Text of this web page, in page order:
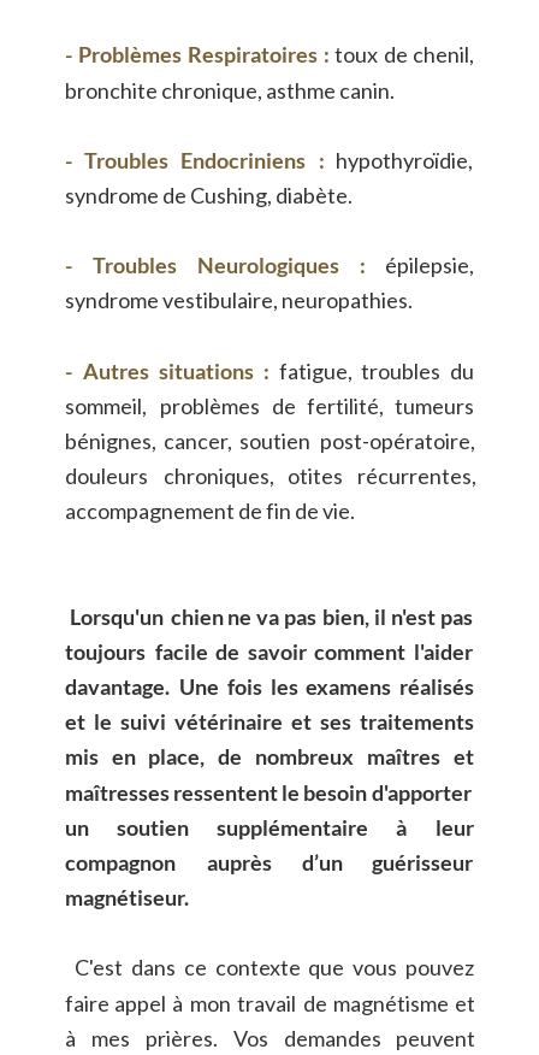
- Problèmes Respiratoires : toux de chenil,
bronchite chronique, asthme canin.
- Troubles Endocriniens : hypothyroïdie,
syndrome de Cushing, diabète.
- Troubles Neurologiques :
épilepsie,
syndrome vestibulaire, neuropathies.
- Autres situations : fatigue, troubles du
sommeil, problèmes de fertilité, tumeurs
bénignes, cancer, soutien post-opératoire,
douleurs
chroniques, otites
récurrentes,
accompagnement de fin de vie.
Lorsqu'un chienne va pas bien, il n'est pas
toujours facile de savoir comment l'aider
davantage. Une fois les examens réalisés
et le suivi vétérinaire et ses traitements
mis en place, de nombreux maîtres et
maîtressesressententle besoind'apporter
un
soutien supplémentaire à
leur
compagnon
auprès d’un
guérisseur
magnétiseur.
C'est dans ce contexte que vous pouvez
faire appel à mon travail de magnétisme et
à
mes prières. Vos demandes
peuvent